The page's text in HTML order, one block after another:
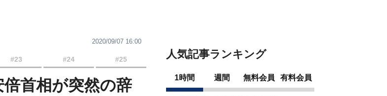
2020/09/07 16:00
#23 #24 #25
首相が突然の辞
人気記事ランキング
1時間 週間 無料会員 有料会員